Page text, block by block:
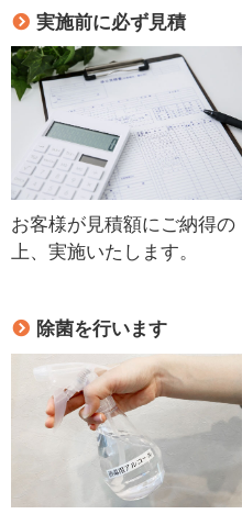
実施前に必ず見積
お客様が見積額にご納得の
上、実施いたします。
除菌を行います